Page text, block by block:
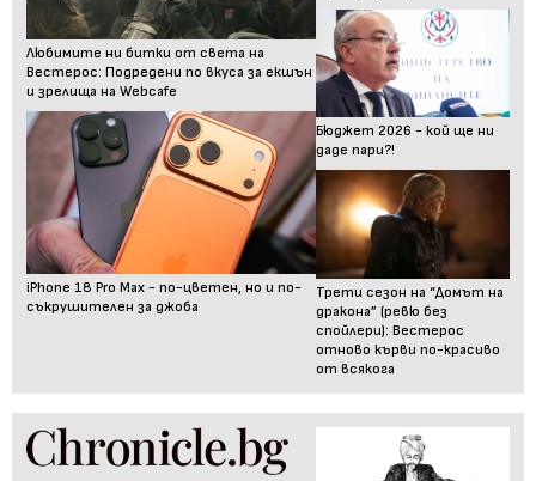
Любимите ни битки от света на
Вестерос: Подредени по вкуса за екшън
и зрелища на Webcafe
iPhone 18 Pro Max - по-цветен, но и по-
съкрушителен за джоба
Бюджет 2026 - кой ще ни
даде пари?!
Трети сезон на “Домът на
дракона” (ревю без
спойлери): Вестерос
отново кърви по-красиво
от всякога